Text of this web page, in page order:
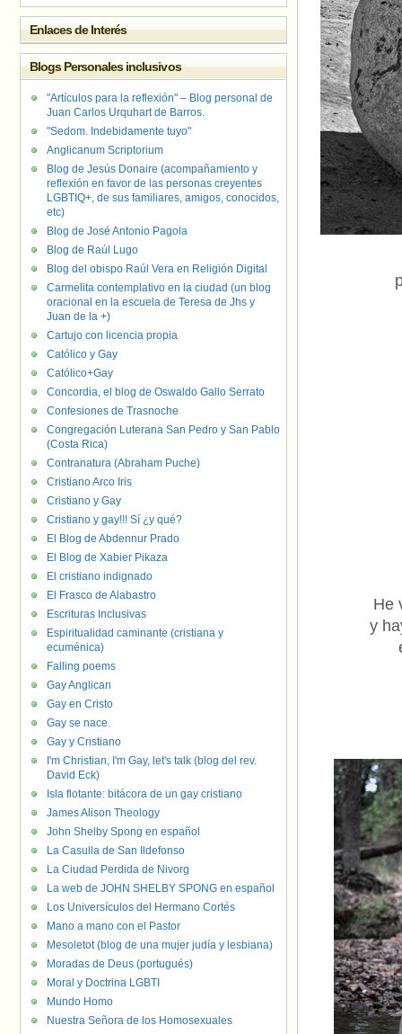
He
y
Enlaces de Interés
Blogs Personales inclusivos
"Artículos para la reflexión" – Blog personal de
Juan Carlos Urquhart de Barros.
"Sedom. Indebidamente tuyo"
Anglicanum Scriptorium
Blog de Jesús Donaire (acompañamiento y
reflexión en favor de las personas creyentes
LGBTIQ+, de sus familiares, amigos, conocidos,
etc)
Blog de José Antonio Pagola
Blog de Raúl Lugo
Blog del obispo Raúl Vera en Religión Digital
Carmelita contemplativo en la ciudad (un blog
oracional en la escuela de Teresa de Jhs y
Juan de la +)
Cartujo con licencia propia
Católico y Gay
Católico+Gay
Concordia, el blog de Oswaldo Gallo Serrato
Confesiones de Trasnoche
Congregación Luterana San Pedro y San Pablo
(Costa Rica)
Contranatura (Abraham Puche)
Cristiano Arco Iris
Cristiano y Gay
Cristiano y gay!!! Sí ¿y qué?
El Blog de Abdennur Prado
El Blog de Xabier Pikaza
El cristiano indignado
El Frasco de Alabastro
Escrituras Inclusivas
Espiritualidad caminante (cristiana y
ecuménica)
Falling poems
Gay Anglican
Gay en Cristo
Gay se nace.
Gay y Cristiano
I'm Christian, I'm Gay, let's talk (blog del rev.
David Eck)
Isla flotante: bitácora de un gay cristiano
James Alison Theology
John Shelby Spong en español
La Casulla de San Ildefonso
La Ciudad Perdida de Nivorg
La web de JOHN SHELBY SPONG en español
Los Universículos del Hermano Cortés
Mano a mano con el Pastor
Mesoletot (blog de una mujer judía y lesbiana)
Moradas de Deus (portugués)
Moral y Doctrina LGBTI
Mundo Homo
Nuestra Señora de los Homosexuales